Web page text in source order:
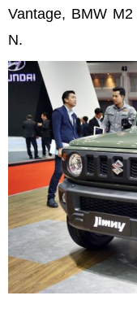
Vantage, BMW
N.